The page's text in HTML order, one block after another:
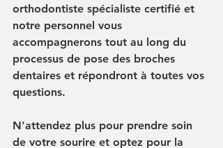
orthodontiste spécialiste certifié et
notre personnel vous
accompagnerons tout au long du
processus de pose des broches
dentaires et répondront à toutes vos
questions.
N'attendez plus pour prendre soin
de votre sourire et optez pour la